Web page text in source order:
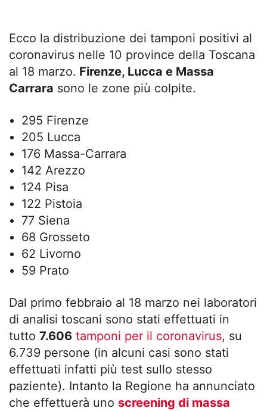
Ecco la distribuzione dei tamponi positivi al
coronavirus nelle 10 province della Toscana
al 18 marzo. Firenze, Lucca e Massa
Carrara sono le zone più colpite.
295 Firenze
205 Lucca
176 Massa-Carrara
142 Arezzo
124 Pisa
122 Pistoia
77 Siena
68 Grosseto
62 Livorno
59 Prato
Dal primo febbraio al 18 marzo nei laboratori
di analisi toscani sono stati effettuati in
tutto 7.606 tamponi per il coronavirus, su
6.739 persone (in alcuni casi sono stati
effettuati infatti più test sullo stesso
paziente). Intanto la Regione ha annunciato
che effettuerà uno screening di massa